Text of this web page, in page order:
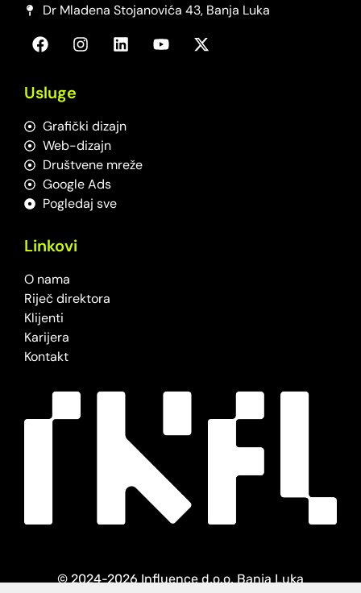
Dr Mladena Stojanovića 43, Banja Luka
Usluge
Grafički dizajn
Web-dizajn
Društvene mreže
Google Ads
Pogledaj sve
Linkovi
O nama
Riječ direktora
Klijenti
Karijera
Kontakt
© 2024-2026 Influence d.o.o. Banja Luka